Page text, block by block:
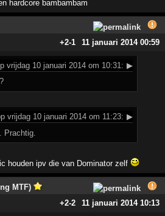
hardcore bambambam
+2-1 11 januari 2014 00:59
vrijdag 10 januari 2014 om 10:31: ▶
vrijdag 10 januari 2014 om 11:23: ▶
Prachtig.
houden ipv die van Dominator zelf
MTF)
+2-2 11 januari 2014 10:13